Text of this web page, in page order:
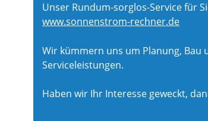
Unser Rundum-sorglos-Service für
www.sonnenstrom-rechner.de
Wir kümmern uns um Planung,
Serviceleistungen.
Haben wir Ihr Interesse geweckt,